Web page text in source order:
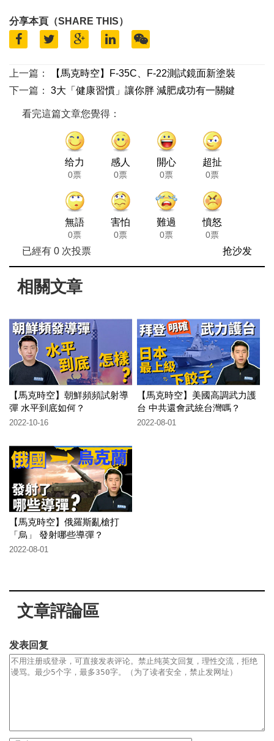
分享本頁（SHARE THIS）
上一篇：
【馬克時空】F-35C、F-22測試鏡面新塗裝
下一篇：
3大「健康習慣」讓你胖 減肥成功有一關鍵
看完這篇文章您覺得：
给力
0票
感人
0票
開心
0票
超扯
0票
無語
0票
害怕
0票
難過
0票
憤怒
0票
已經有 0次投票 抢沙发
相關文章
【馬克時空】朝鮮頻頻試射導
彈 水平到底如何？
2022-10-16
【馬克時空】美國高調武力護
台 中共還會武統台灣嗎？
2022-08-01
【馬克時空】俄羅斯亂槍打
「烏」 發射哪些導彈？
2022-08-01
文章評論區
发表回复